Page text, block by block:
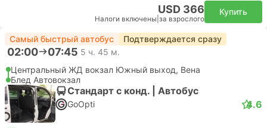
USD 366
Налоги включены за взрослого
Купить
Самый быстрый автобус Подтверждается сразу
02:00 07:45 5 ч. 45 м.
Центральный ЖД вокзал Южный выход, Вена
Блед Автовокзал
Стандарт с конд. | Автобус
GoOpti 4.6